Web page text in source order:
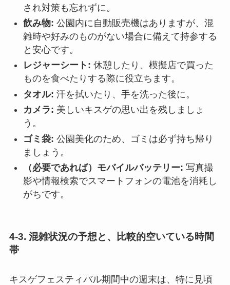
され対策も忘れずに。
飲み物: 公園内に自動販売機はありますが、混
雑時や好みのものがない場合に備えて持参する
と安心です。
レジャーシート: 休憩したり、模擬店で買った
ものを食べたりする際に役立ちます。
タオル: 汗を拭いたり、手を洗った後に。
カメラ: 美しいキスゲの思い出を残しましょ
う。
ゴミ袋: 公園美化のため、ゴミは必ず持ち帰り
ましょう。
（必要であれば）モバイルバッテリー: 写真撮
影や情報検索でスマートフォンの電池を消耗し
がちです。
4-3. 混雑状況の予想と、比較的空いている時間
帯
キスゲフェスティバル期間中の週末は、特に見頃